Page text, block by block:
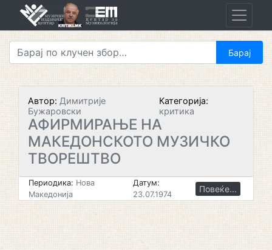
Автор: Димитрије
Бужаровски
Категорија:
критика
АФИРМИРАЊЕ НА
МАКЕДОНСКОТО МУЗИЧКО
ТВОРЕШТВО
Периодика: Нова
Македонија
Датум:
23.07.1974
Повеќе...